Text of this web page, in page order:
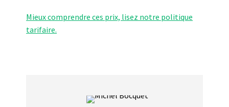
Mieux comprendre ces prix, lisez notre politique
tarifaire.